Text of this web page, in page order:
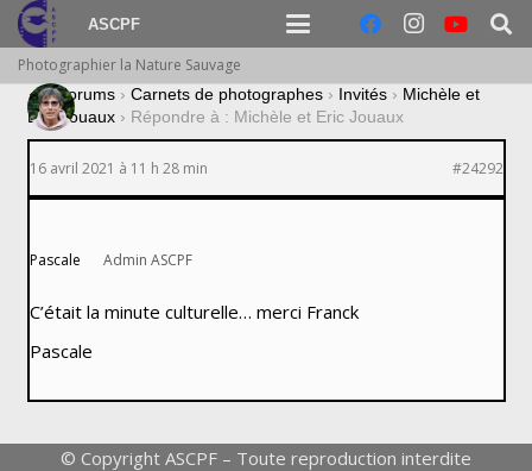
ASCPF
Photographier la Nature Sauvage
› Forums › Carnets de photographes › Invités › Michèle et
Eric Jouaux › Répondre à : Michèle et Eric Jouaux
16 avril 2021 à 11 h 28 min #24292
Pascale Admin ASCPF
C’était la minute culturelle… merci Franck
Pascale
© Copyright ASCPF – Toute reproduction interdite